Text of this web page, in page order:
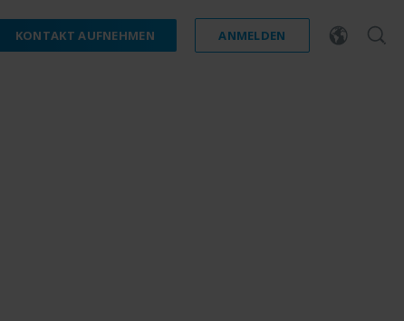
KONTAKT AUFNEHMEN ANMELDEN